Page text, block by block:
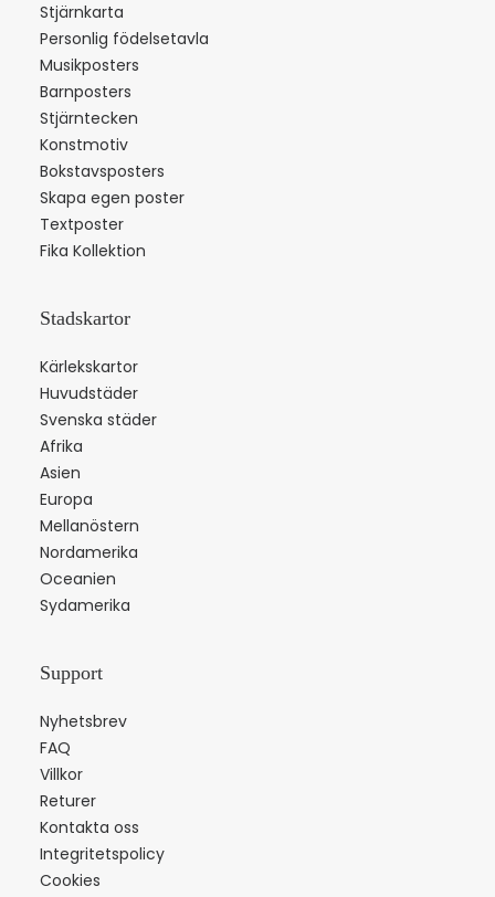
Stjärnkarta
Personlig födelsetavla
Musikposters
Barnposters
Stjärntecken
Konstmotiv
Bokstavsposters
Skapa egen poster
Textposter
Fika Kollektion
Stadskartor
Kärlekskartor
Huvudstäder
Svenska städer
Afrika
Asien
Europa
Mellanöstern
Nordamerika
Oceanien
Sydamerika
Support
Nyhetsbrev
FAQ
Villkor
Returer
Kontakta oss
Integritetspolicy
Cookies